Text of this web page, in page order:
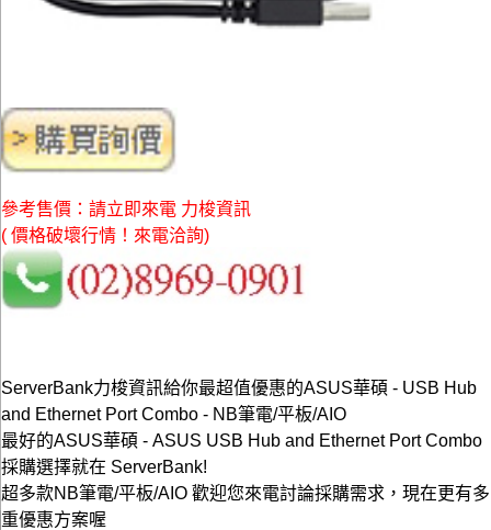
參考售價：請立即來電 力梭資訊
( 價格破壞行情！來電洽詢)
ServerBank力梭資訊給你最超值優惠的ASUS華碩 - USB Hub
and Ethernet Port Combo - NB筆電/平板/AIO
最好的ASUS華碩 - ASUS USB Hub and Ethernet Port Combo
採購選擇就在 ServerBank!
超多款NB筆電/平板/AIO 歡迎您來電討論採購需求，現在更有多
重優惠方案喔